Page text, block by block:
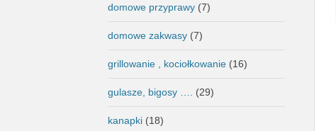
domowe przyprawy (7)
domowe zakwasy (7)
grillowanie , kociołkowanie (16)
gulasze, bigosy …. (29)
kanapki (18)